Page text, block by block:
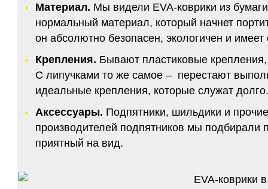
Материал. Мы видели EVA-коврики из
нормальный материал, который начнет
он абсолютно безопасен, экологичен и
Крепления. Бывают пластиковые
С липучками то же самое – перестают
идеальные крепления, которые служат
Аксессуары. Подпятники, шильдики и
производителей подпятников мы подбирали
приятный на вид.